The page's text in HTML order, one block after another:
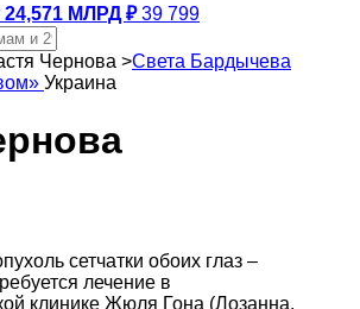
24,571 МЛРД ₽ 39 799
Чернова >Света Бардычева
Украина
сетчатки обоих глаз –
лечение в
клинике Жюля Гона (Лозанна,